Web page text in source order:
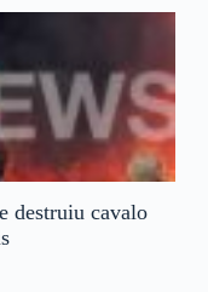
destruiu cavalo